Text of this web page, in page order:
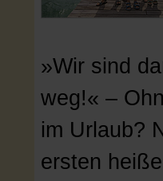
»Wir sind
weg!« –
im Urlaub?
ersten